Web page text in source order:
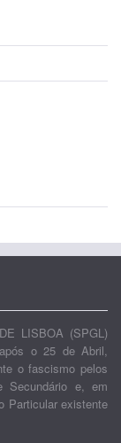
LISBOA (SPGL)
o 25 de Abril,
o fascismo pelos
Secundário e, em
Particular existente